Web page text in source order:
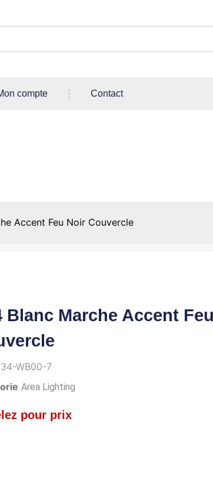
compte Contact
Accent Feu Noir Couvercle
Blanc Marche Accent
WB00-7
Area Lighting
pour prix